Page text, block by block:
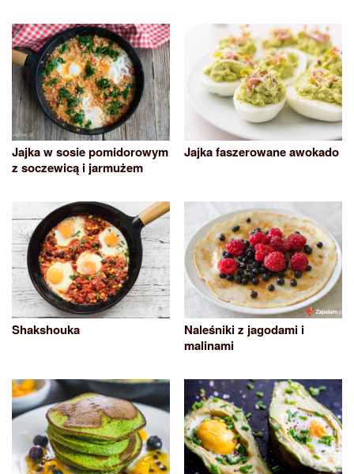
Jajka w sosie pomidorowym
z soczewicą i jarmużem
Jajka faszerowane awokado
Shakshouka
Naleśniki z jagodami i
malinami